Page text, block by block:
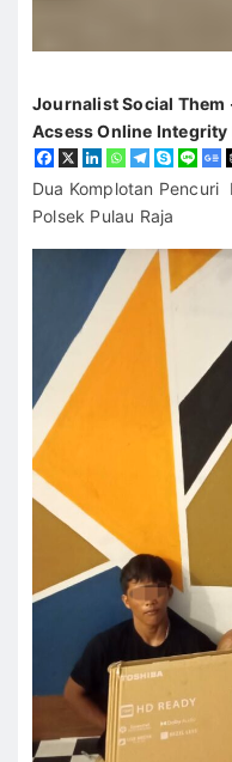
Journalist Social Them
Acsess Online
Dua Komplotan Pencuri
Polsek Pulau Raja